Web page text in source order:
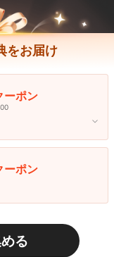
いいね！ (1)
をお届け
ーポン
ーポン
る